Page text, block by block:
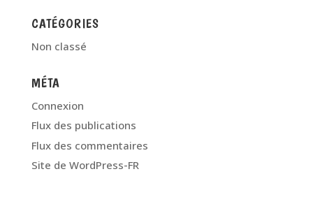
CATÉGORIES
Non classé
MÉTA
Connexion
Flux des publications
Flux des commentaires
Site de WordPress-FR